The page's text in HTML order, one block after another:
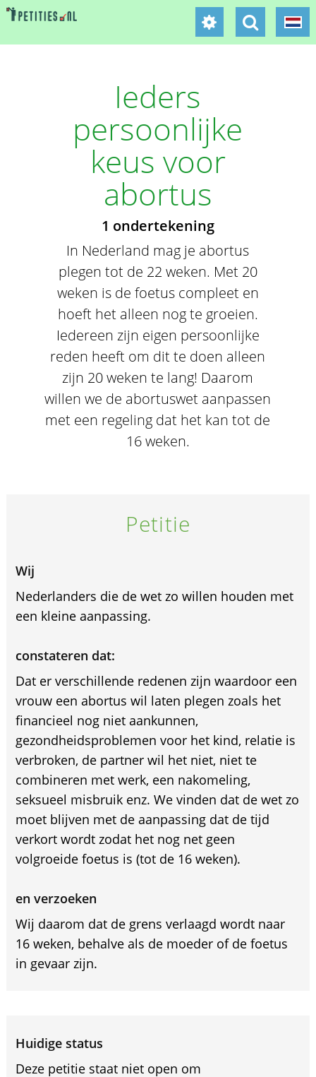
Ieders
persoonlijke
keus voor
abortus
1 ondertekening
In Nederland mag je abortus
plegen tot de 22 weken. Met 20
weken is de foetus compleet en
hoeft het alleen nog te groeien.
Iedereen zijn eigen persoonlijke
reden heeft om dit te doen alleen
zijn 20 weken te lang! Daarom
willen we de abortuswet aanpassen
met een regeling dat het kan tot de
16 weken.
Petitie
Wij
Nederlanders die de wet zo willen houden met
een kleine aanpassing.
constateren dat:
Dat er verschillende redenen zijn waardoor een
vrouw een abortus wil laten plegen zoals het
financieel nog niet aankunnen,
gezondheidsproblemen voor het kind, relatie is
verbroken, de partner wil het niet, niet te
combineren met werk, een nakomeling,
seksueel misbruik enz. We vinden dat de wet zo
moet blijven met de aanpassing dat de tijd
verkort wordt zodat het nog net geen
volgroeide foetus is (tot de 16 weken).
en verzoeken
Wij daarom dat de grens verlaagd wordt naar
16 weken, behalve als de moeder of de foetus
in gevaar zijn.
Huidige status
Deze petitie staat niet open om